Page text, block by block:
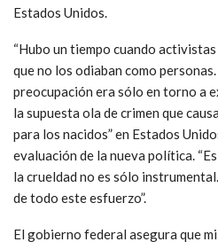
Estados Unidos.
“Hubo un tiempo cuando
que no los odiaban como
preocupación era sólo en torno a
la supuesta ola de crimen que
para los nacidos” en Estados
evaluación de la nueva política.
la crueldad no es sólo
de todo este esfuerzo”.
El gobierno federal asegura que